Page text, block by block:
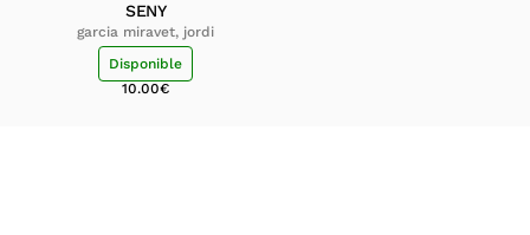
SENY
garcia miravet, jordi
Disponible
10.00€